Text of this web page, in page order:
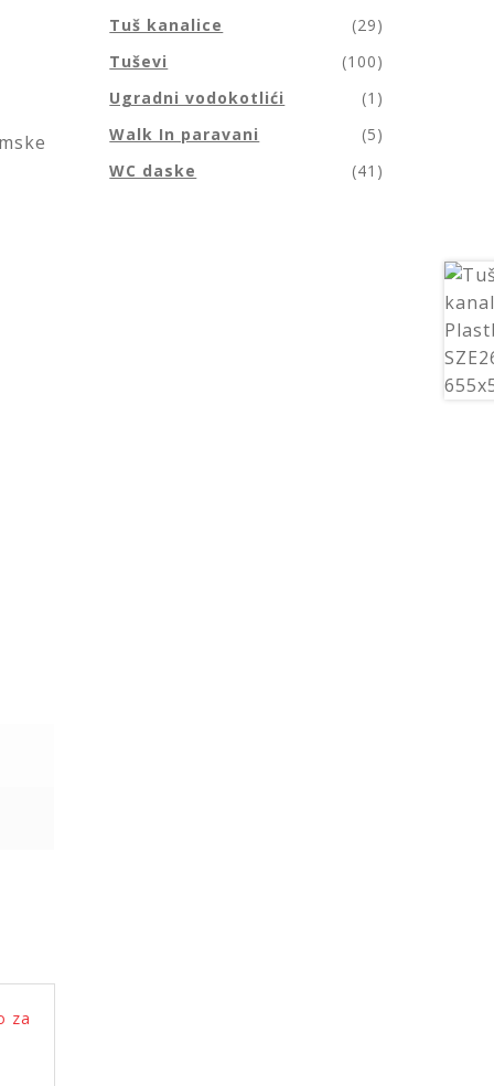
Tuš kanalice
(29)
Tuševi
(100)
Ugradni vodokotlići
(1)
Walk In paravani
(5)
WC daske
(41)